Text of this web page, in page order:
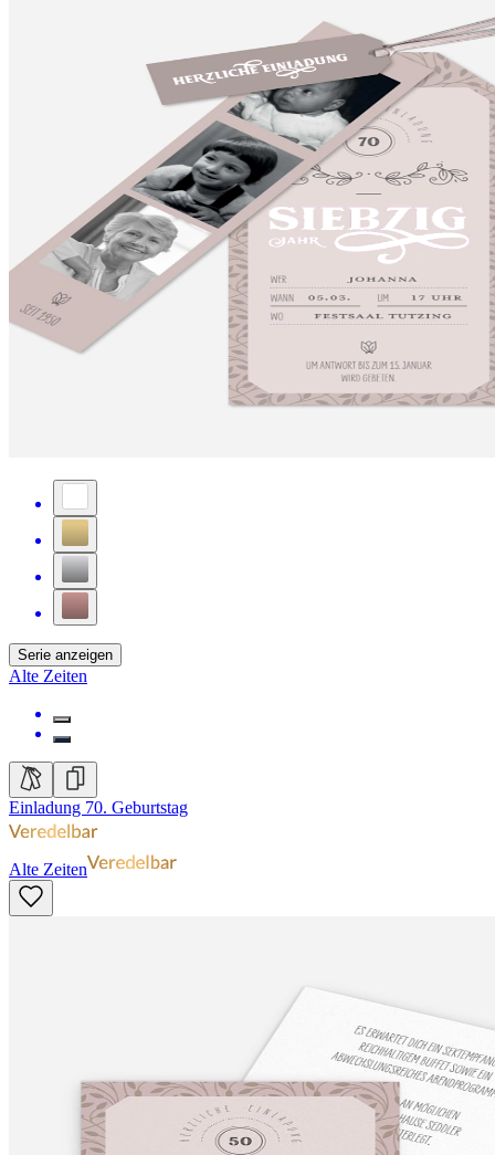
Serie anzeigen
Alte Zeiten
Einladung 70. Geburtstag
Alte Zeiten